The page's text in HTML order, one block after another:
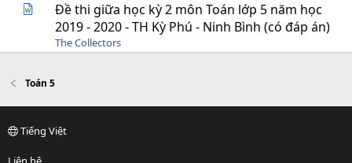
Đề thi giữa học kỳ 2 môn Toán lớp 5 năm học
2019 - 2020 - TH Kỳ Phú - Ninh Bình (có đáp án)
The Collectors
Toán 5
Tiếng Việt